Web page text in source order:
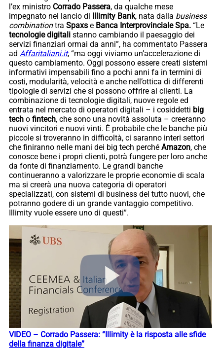
l’ex ministro Corrado Passera, da qualche mese
impegnato nel lancio di Illimity Bank, nata dalla business
combinationtra Spaxs e Banca Interprovinciale Spa. “Le
tecnologie digitali stanno cambiando il paesaggio dei
servizi finanziari ormai da anni”, ha commentato Passera
ad Affaritaliani.it, “ma oggi viviamo un’accelerazione di
questo cambiamento. Oggi possono essere creati sistemi
informativi impensabili fino a pochi anni fa in termini di
costi, modularità, velocità e anche nell’ottica di differenti
tipologie di servizi che si possono offrire ai clienti. La
combinazione di tecnologie digitali, nuove regole ed
entrata nel mercato di operatori digitali – i cosiddetti big
tech o fintech, che sono una novità assoluta – creeranno
nuovi vincitori e nuovi vinti. È probabile che le banche più
piccole si troveranno in difficoltà, ci saranno interi settori
che finiranno nelle mani dei big tech perché Amazon, che
conosce bene i propri clienti, potrà fungere per loro anche
da fonte di finanziamento. Le grandi banche
continueranno a valorizzare le proprie economie di scala
ma si creerà una nuova categoria di operatori
specializzati, con sistemi di business del tutto nuovi, che
potranno godere di un grande vantaggio competitivo.
Illimity vuole essere uno di questi”.
VIDEO – Corrado Passera: “Illimity è la risposta alle sfide
della finanza digitale”